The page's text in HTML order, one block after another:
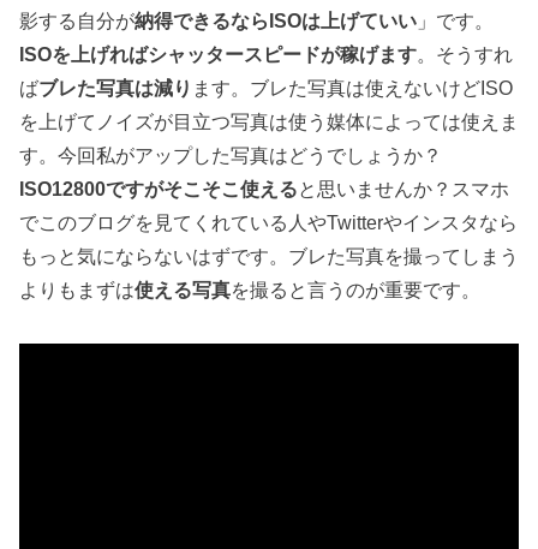
影する自分が納得できるならISOは上げていい 」です。
ISOを上げればシャッタースピードが稼げます。そうすれ
ばブレた写真は減り ます。ブレた写真は使えないけどISO
を上げてノイズが目立つ写真は使う媒体によっては使えま
す。今回私がアップした写真はどうでしょうか？
ISO12800ですがそこそこ使えると思いませんか？スマホ
でこのブログを見てくれている人やTwitterやインスタなら
もっと気にならないはずです。ブレた写真を撮ってしまう
よりもまずは使える写真を撮ると言うのが重要です。